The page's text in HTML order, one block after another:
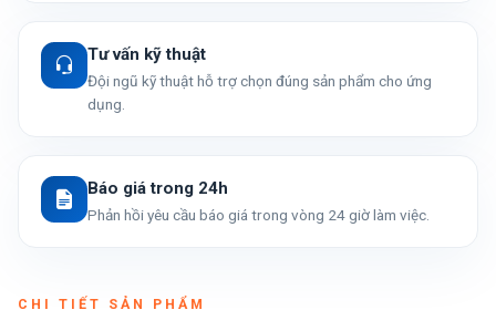
Tư vấn kỹ thuật
Đội ngũ kỹ thuật hỗ trợ chọn đúng sản phẩm cho ứng
dụng.
Báo giá trong 24h
Phản hồi yêu cầu báo giá trong vòng 24 giờ làm việc.
CHI TIẾT SẢN PHẨM